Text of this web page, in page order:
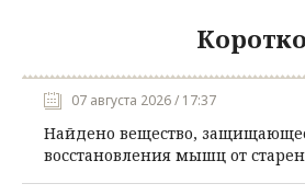
Коротко
07 августа 2026 / 17:37
Найдено вещество,
восстановления мышц от